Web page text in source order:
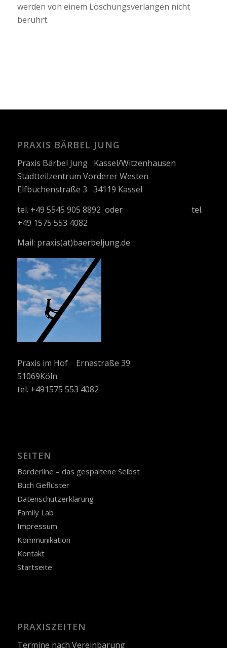
werden von einem Löschungsverlangen nicht
berührt.
PRAXIS BÄRBEL JUNG
Praxis Bärbel Jung Kassel/Witzenhausen
Stadtteilzentrum Vorderer Westen
Elfbuchenstraße 3 34119 Kassel
tel. +49 5545 905 8892 oder tel.
+49 1575 553 4082
Mail: praxis(at)baerbeljung.de
Praxis im Hof Ernastraße 39
51069Köln
tel. +491575 553 4082
SEITEN
Borderline – das gespaltene Selbst
Buch Geflüster
Datenschutzerklärung
Family Lab
Impressum
Kommunikation
Kontakt
Startseite
PRAXISZEITEN
Termine nach Vereinbarung